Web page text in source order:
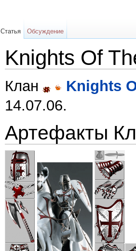
Knights Of
Клан
Knights
14.07.06.
Артефакты
Статья Обсуждение